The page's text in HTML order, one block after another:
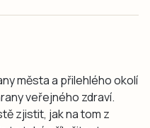
města a přilehlého okolí
veřejného zdraví.
zjistit, jak na tom z